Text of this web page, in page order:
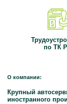
по ТК
О компании:
Крупный
иностранного